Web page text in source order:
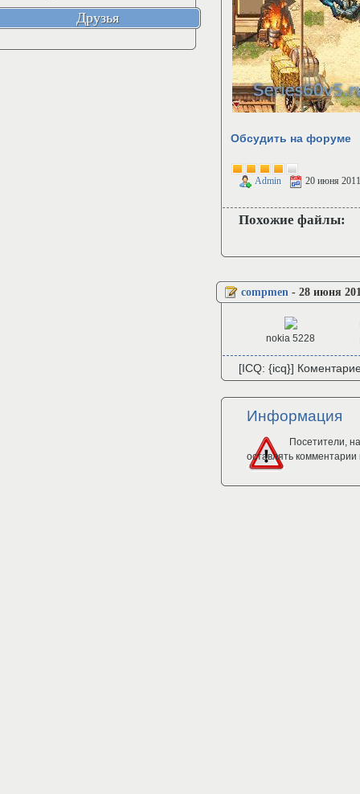
Обсудить на форуме
Admin 20 июня 2011
Похожие файлы:
compmen - 28 июня
nokia 5228
[ICQ: {icq}]
Информация
Посетители,
оставлять комментарии
Друзья